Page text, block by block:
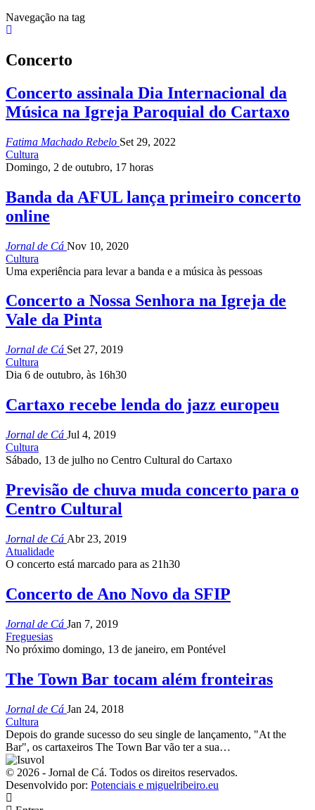
Navegação na tag
Concerto
Concerto assinala Dia Internacional da
Música na Igreja Paroquial do Cartaxo
Fatima Machado Rebelo Set 29, 2022
Cultura
Domingo, 2 de outubro, 17 horas
Banda da AFUL lança primeiro concerto
online
Jornal de Cá Nov 10, 2020
Cultura
Uma experiência para levar a banda e a música às pessoas
Concerto a Nossa Senhora na Igreja de
Vale da Pinta
Jornal de Cá Set 27, 2019
Cultura
Dia 6 de outubro, às 16h30
Cartaxo recebe lenda do jazz europeu
Jornal de Cá Jul 4, 2019
Cultura
Sábado, 13 de julho no Centro Cultural do Cartaxo
Previsão de chuva muda concerto para o
Centro Cultural
Jornal de Cá Abr 23, 2019
Atualidade
O concerto está marcado para as 21h30
Concerto de Ano Novo da SFIP
Jornal de Cá Jan 7, 2019
Freguesias
No próximo domingo, 13 de janeiro, em Pontével
The Town Bar tocam além fronteiras
Jornal de Cá Jan 24, 2018
Cultura
Depois do grande sucesso do seu single de lançamento, "At the
Bar", os cartaxeiros The Town Bar vão ter a sua…
© 2026 - Jornal de Cá. Todos os direitos reservados.
Desenvolvido por: Potenciais e miguelribeiro.eu